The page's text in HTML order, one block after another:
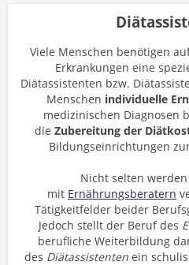
Viele Menschen benötigen
Erkrankungen eine
Diätassistenten bzw.
Menschen individuelle
medizinischen Diagnosen
die Zubereitung der
Bildungseinrichtungen
Nicht selten
mit Ernährungsberatern
Tätigkeitfelder beider
Jedoch stellt der Beruf des
berufliche Weiterbildung
des Diätassistentenein